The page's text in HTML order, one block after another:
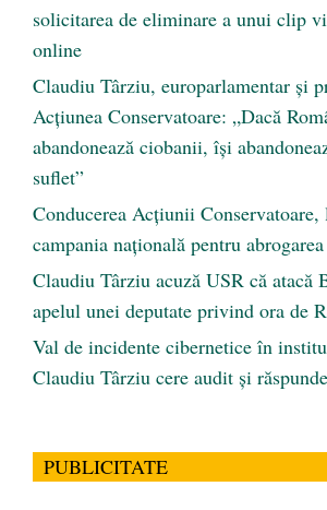
solicitarea de eliminare a unui clip
online
Claudiu Târziu, europarlamentar și
Acțiunea Conservatoare: „Dacă
abandonează ciobanii, își
suflet”
Conducerea Acțiunii
campania națională pentru
Claudiu Târziu acuză USR că atacă
apelul unei deputate privind ora de
Val de incidente cibernetice în
Claudiu Târziu cere audit și
PUBLICITATE